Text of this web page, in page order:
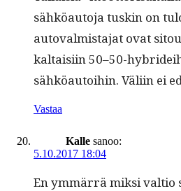
sähköau­to­ja tuskin on
auto­valmis­ta­jat ovat
kaltaisi­in 50–50-
sähköau­toi­hin. Väli­in ei
Vastaa
Kalle sanoo:
5.10.2017 18:04
En ymmär­rä mik­si val­tio